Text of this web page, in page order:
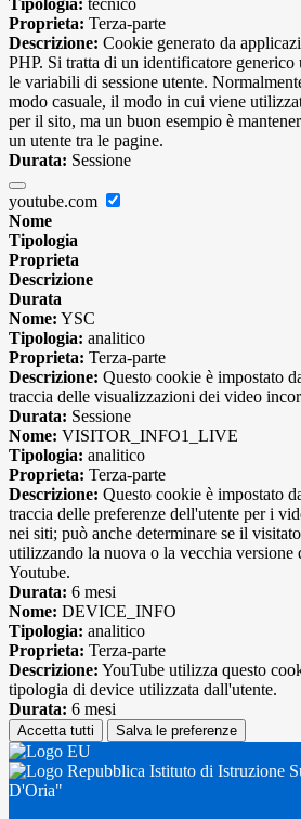
Tipologia: tecnico
Proprieta: Terza-parte
Descrizione: Cookie generato da
PHP. Si tratta di un identificatore generico
le variabili di sessione utente.
modo casuale, il modo in cui viene
per il sito, ma un buon esempio è
un utente tra le pagine.
Durata: Sessione
youtube.com
Nome
Tipologia
Proprieta
Descrizione
Durata
Nome: YSC
Tipologia: analitico
Proprieta: Terza-parte
Descrizione: Questo cookie è impostato
traccia delle visualizzazioni dei video
Durata: Sessione
Nome: VISITOR_INFO1_LIVE
Tipologia: analitico
Proprieta: Terza-parte
Descrizione: Questo cookie è impostato
traccia delle preferenze dell'utente per i
nei siti; può anche determinare se il
utilizzando la nuova o la vecchia versione
Youtube.
Durata: 6 mesi
Nome: DEVICE_INFO
Tipologia: analitico
Proprieta: Terza-parte
Descrizione: YouTube utilizza questo
tipologia di device utilizzata dall'utente.
Durata: 6 mesi
Accetta tutti Salva le preferenze
Istituto di Istruzione
D'Oria"